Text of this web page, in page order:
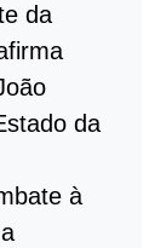
da
da
à